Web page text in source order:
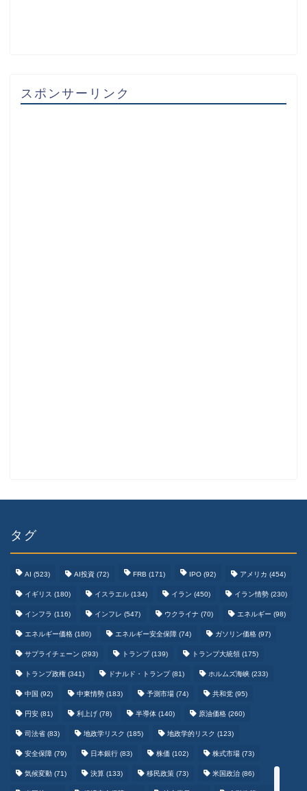
スポンサーリンク
タグ
AI (523) AI投資 (72) FRB (171) IPO (92) アメリカ (454)
イギリス (180) イスラエル (134) イラン (450) イラン情勢 (230)
インフラ (116) インフレ (547) ウクライナ (70) エネルギー (98)
エネルギー価格 (180) エネルギー安全保障 (74) ガソリン価格 (97)
サプライチェーン (293) トランプ(139) トランプ大統領 (175)
トランプ政権 (341) ドナルド・トランプ(81) ホルムズ海峡 (233)
中国 (92) 中東情勢 (183) 予測市場 (74) 共和党 (95)
円安 (81) 利上げ (78) 半導体 (140) 原油価格 (260)
司法省 (83) 地政学リスク (185) 地政学的リスク (123)
安全保障 (79) 日本銀行 (83) 株価 (102) 株式市場 (73)
気候変動 (71) 決算 (133) 移民政策 (73) 米国政治 (86)
野球まとめ
サッカーまとめ